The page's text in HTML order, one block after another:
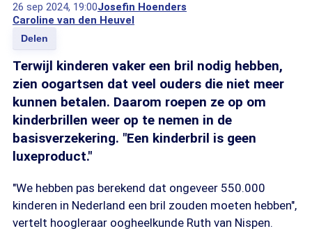
26 sep 2024, 19:00Josefin Hoenders
Caroline van den Heuvel
Delen
Terwijl kinderen vaker een bril nodig hebben,
zien oogartsen dat veel ouders die niet meer
kunnen betalen. Daarom roepen ze op om
kinderbrillen weer op te nemen in de
basisverzekering. "Een kinderbril is geen
luxeproduct."
"We hebben pas berekend dat ongeveer 550.000
kinderen in Nederland een bril zouden moeten hebben",
vertelt hoogleraar oogheelkunde Ruth van Nispen.